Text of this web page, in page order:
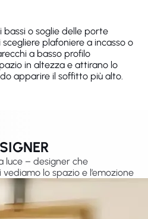
bassi o soglie delle porte
plafoniere a incasso o
a basso profilo
in altezza e attirano lo
apparire il soffitto più alto.
luce – designer che
lo spazio e l’emozione